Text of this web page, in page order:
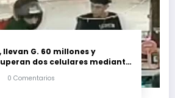
G. 60 millones y
dos celulares mediante
0 Comentarios